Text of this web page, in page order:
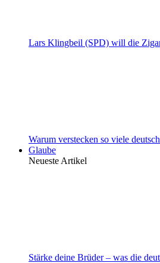
Lars Klingbeil (SPD) will die
Warum verstecken so viele
Glaube
Neueste Artikel
Stärke deine Brüder – was die